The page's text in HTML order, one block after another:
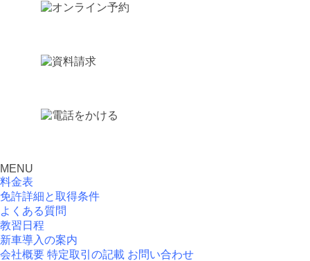
MENU
料金表
免許詳細と取得条件
よくある質問
教習日程
新車導入の案内
会社概要 特定取引の記載 お問い合わせ